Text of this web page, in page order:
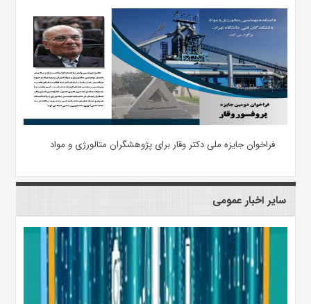
فراخوان جایزه ملی دکتر وقار برای پژوهشگران متالورژی و مواد
سایر اخبار عمومی